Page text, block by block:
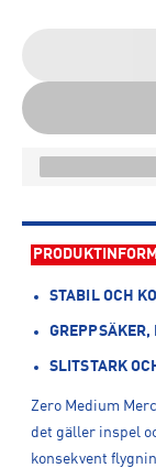
STABIL OCH
GREPPSÄKER,
SLITSTARK
Zero Medium
det gäller inspel
konsekvent